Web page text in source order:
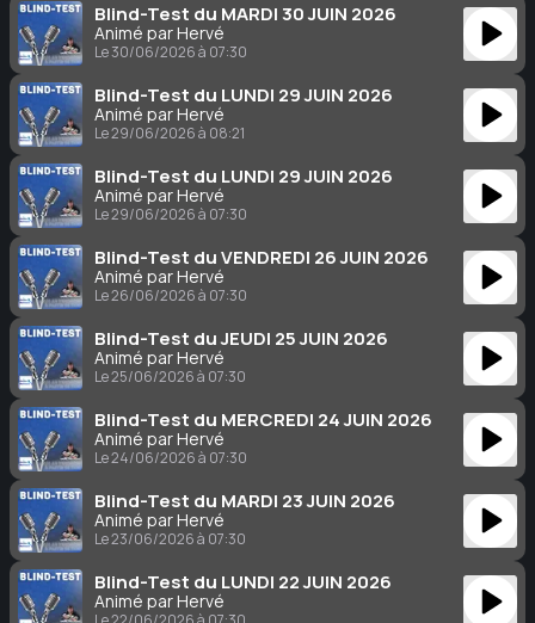
Blind-Test du MARDI 30 JUIN 2026
Animé par Hervé
Le 30/06/2026 à 07:30
Blind-Test du LUNDI 29 JUIN 2026
Animé par Hervé
Le 29/06/2026 à 08:21
Blind-Test du LUNDI 29 JUIN 2026
Animé par Hervé
Le 29/06/2026 à 07:30
Blind-Test du VENDREDI 26 JUIN 2026
Animé par Hervé
Le 26/06/2026 à 07:30
Blind-Test du JEUDI 25 JUIN 2026
Animé par Hervé
Le 25/06/2026 à 07:30
Blind-Test du MERCREDI 24 JUIN 2026
Animé par Hervé
Le 24/06/2026 à 07:30
Blind-Test du MARDI 23 JUIN 2026
Animé par Hervé
Le 23/06/2026 à 07:30
Blind-Test du LUNDI 22 JUIN 2026
Animé par Hervé